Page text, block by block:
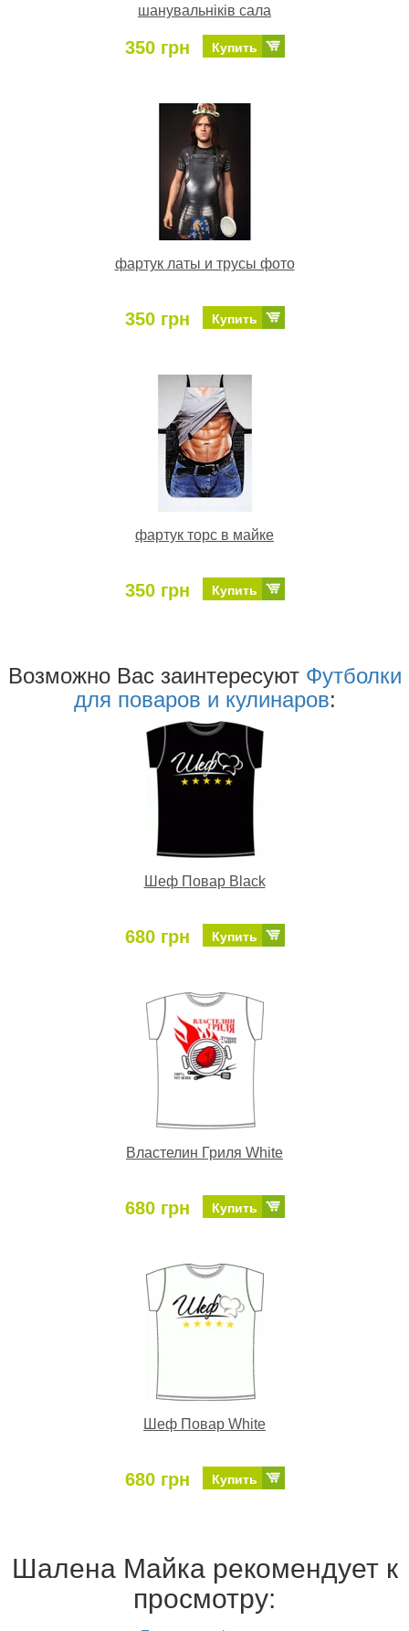
шанувальніків сала
350 грн Купить
фартук латы и трусы фото
350 грн Купить
фартук торс в майке
350 грн Купить
Возможно Ваc заинтересуют Футболки
для поваров и кулинаров:
Шеф Повар Black
680 грн Купить
Властелин Гриля White
680 грн Купить
Шеф Повар White
680 грн Купить
Шалена Майка рекомендует к
просмотру: